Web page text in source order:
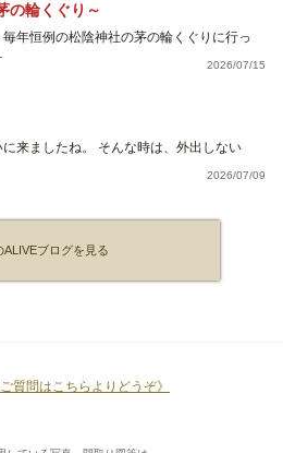
輪くぐり～
年恒例の松陰神社の茅の輪くぐりに行っ
2026/07/15
来ましたね。 そんな時は、外出しない
2026/07/09
ALIVEブログを見る
質問はこちらよりどうぞ》